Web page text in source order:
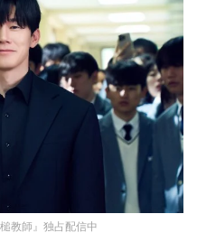
教師』独占配信中